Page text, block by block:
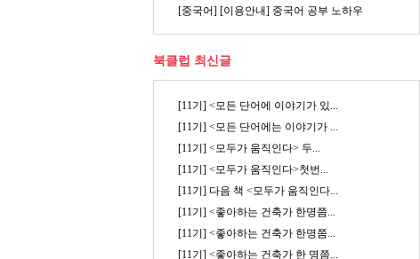
[중국어] [이용안내] 중국어 공부 노하우
북클럽 최신글
[11기] <모든 단어에 이야기가 있...
[11기] <모든 단어에는 이야기가 ...
[11기] <모두가 움직인다> 두...
[11기] <모두가 움직인다>첫번...
[11기] 다음 책 <모두가 움직인다...
[11기] <좋아하는 건축가 한명쯤...
[11기] <좋아하는 건축가 한명쯤...
[11기] <좋아하는 건축가 한 명쯤...